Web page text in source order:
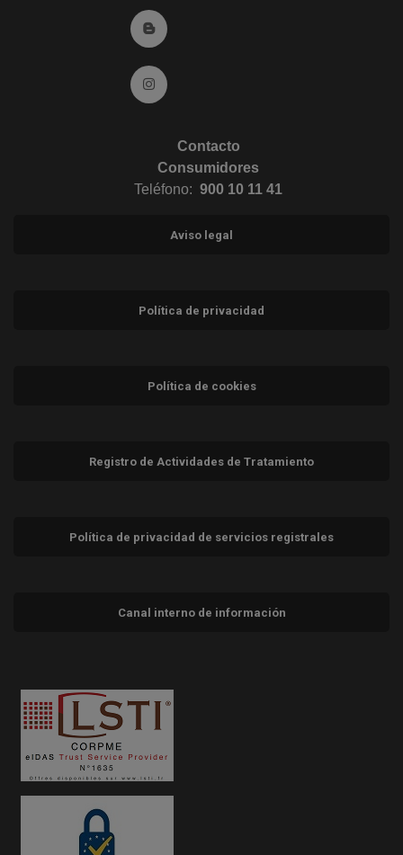
Ir al Blog (abre en ventana nueva)
Ir a Instagram (abre en ventana nueva)
Contacto
Consumidores
Teléfono: 900 10 11 41
Aviso legal
Política de privacidad
Política de cookies
Registro de Actividades de Tratamiento
Política de privacidad de servicios registrales
Canal interno de información